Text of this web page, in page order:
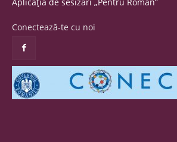
Conectează-te cu noi